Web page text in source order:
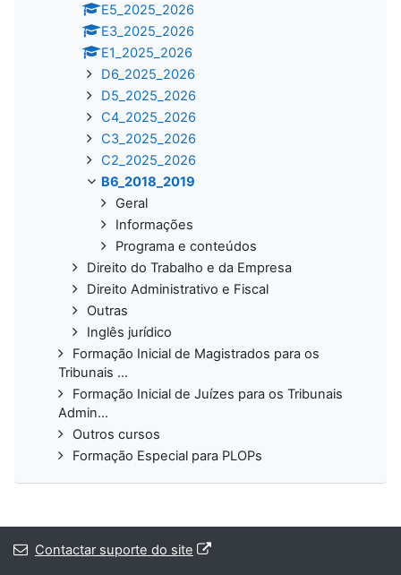
E5_2025_2026
E3_2025_2026
E1_2025_2026
D6_2025_2026
D5_2025_2026
C4_2025_2026
C3_2025_2026
C2_2025_2026
B6_2018_2019
Geral
Informações
Programa e conteúdos
Direito do Trabalho e da Empresa
Direito Administrativo e Fiscal
Outras
Inglês jurídico
Formação Inicial de Magistrados para os
Tribunais ...
Formação Inicial de Juízes para os Tribunais
Admin...
Outros cursos
Formação Especial para PLOPs
Contactar suporte do site